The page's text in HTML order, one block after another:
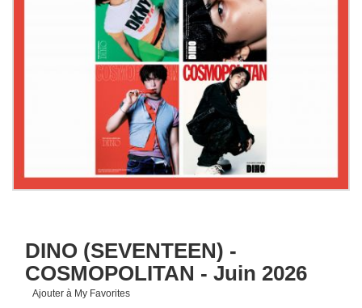
DINO (SEVENTEEN) -
COSMOPOLITAN - Juin 2026
Ajouter à My Favorites